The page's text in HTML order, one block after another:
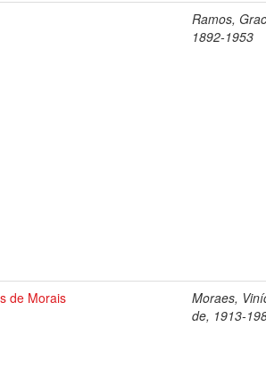
Ramos,
1892-1953
de Morais
Moraes,
de, 1913-